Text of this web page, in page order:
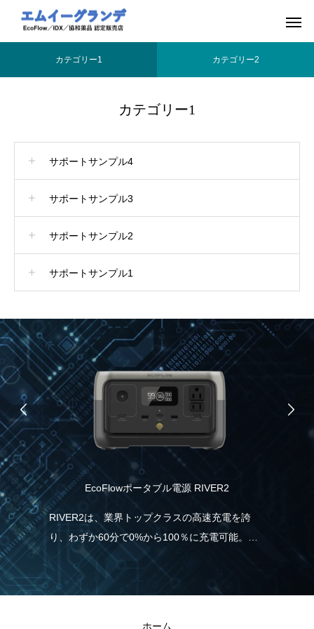
カテゴリー1 カテゴリー2
カテゴリー1
サポートサンプル4
サポートサンプル3
サポートサンプル2
サポートサンプル1
ブ
ー
EcoFlowポータブル電源 RIVER2
RIVER2は、業界トップクラスの高速充電を誇
り、わずか60分で0%から100％に充電可能。こ
れは、一般的なポータブル電源と比べて5倍速
く、従来モデルより38％も充電時間の短縮が実
現しました。急に電気が必要な場合でも、
ホーム